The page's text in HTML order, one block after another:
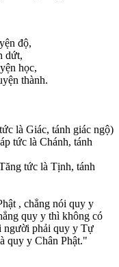
độ,
dứt,
học,
thành.
là Giác, tánh giác ngộ)
tức là Chánh, tánh
tức là Tịnh, tánh
, chẳng nói quy y
quy y thì không có
người phải quy y Tự
quy y Chân Phật."